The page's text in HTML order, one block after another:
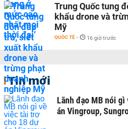
Trung Quốc tung
khẩu drone và
Mỹ
QUỐC TẾ - 16 giờ trước
Tin mới
Lãnh đạo MB nói
án Vingroup,